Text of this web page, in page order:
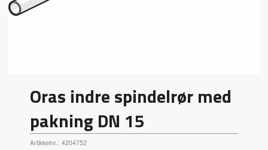
Oras indre spindelrør med
pakning DN 15
Artikkelnr.: 4204752